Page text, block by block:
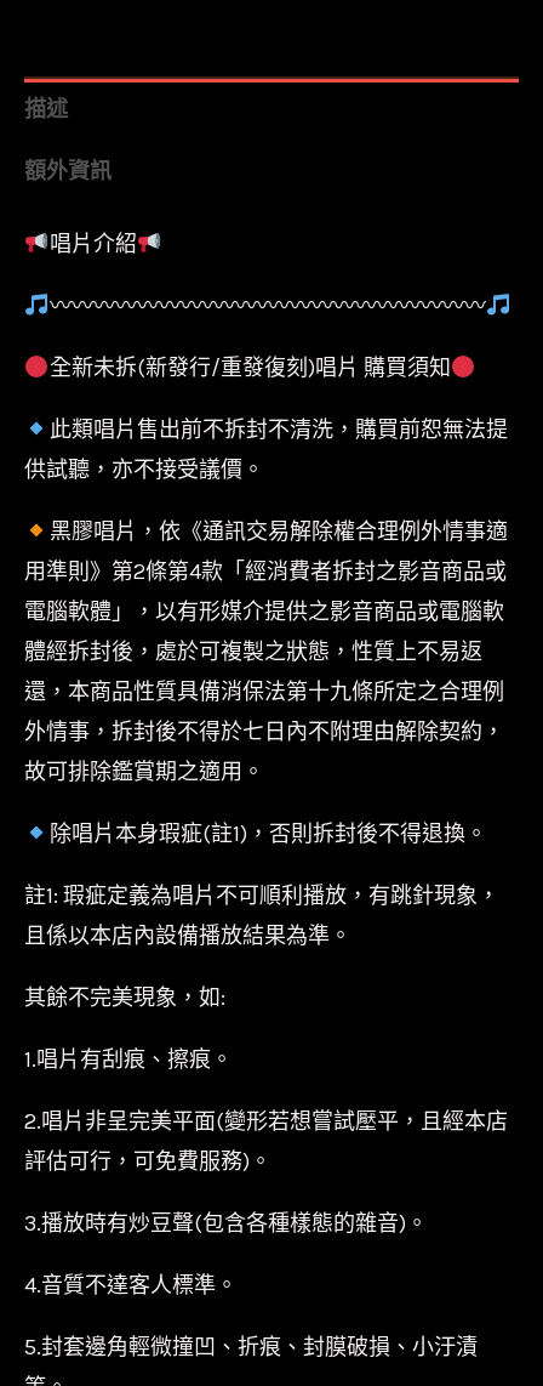
2LP】
髮
德
Sheeran-
No.6
Project/180g/45
轉
描述
額外資訊
唱片介紹
〰〰〰〰〰〰〰〰〰〰〰〰〰〰〰〰〰〰〰〰
全新未拆(新發行/重發復刻)唱片 購買須知
此類唱片售出前不拆封不清洗，購買前恕無法提
供試聽，亦不接受議價。
黑膠唱片，依《通訊交易解除權合理例外情事適
用準則》第2條第4款「經消費者拆封之影音商品或
電腦軟體」，以有形媒介提供之影音商品或電腦軟
體經拆封後，處於可複製之狀態，性質上不易返
還，本商品性質具備消保法第十九條所定之合理例
外情事，拆封後不得於七日內不附理由解除契約，
故可排除鑑賞期之適用。
除唱片本身瑕疵(註1)，否則拆封後不得退換。
註1: 瑕疵定義為唱片不可順利播放，有跳針現象，
且係以本店內設備播放結果為準。
其餘不完美現象，如:
1.唱片有刮痕、擦痕。
2.唱片非呈完美平面(變形若想嘗試壓平，且經本店
評估可行，可免費服務)。
3.播放時有炒豆聲(包含各種樣態的雜音)。
4.音質不達客人標準。
5.封套邊角輕微撞凹、折痕、封膜破損、小汙漬